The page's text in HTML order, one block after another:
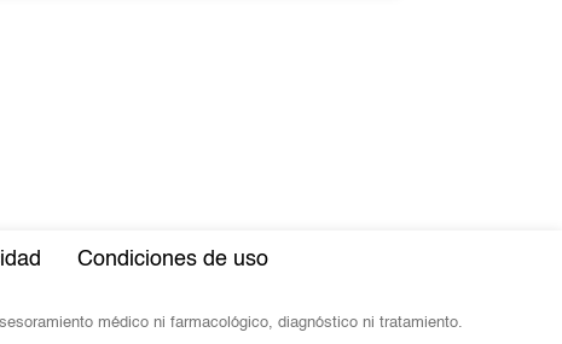
Condiciones de uso
médico ni farmacológico, diagnóstico ni tratamiento.